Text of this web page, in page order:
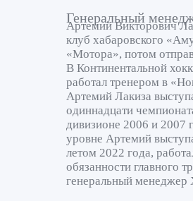
Генеральный
Артемий Викторович
клуб хабаровского
«Мотора», потом
В Континентальной
работал тренером в
Артемий Лакиза
одиннадцати
дивизионе 2006 и 2007
уровне Артемий
летом 2022 года,
обязанности главного
генеральный